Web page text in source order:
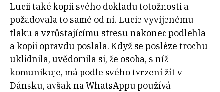
Lucii také kopii svého dokladu totožnosti a
požadovala to samé od ní. Lucie vyvíjenému
tlaku a vzrůstajícímu stresu nakonec podlehla
a kopii opravdu poslala. Když se posléze trochu
uklidnila, uvědomila si, že osoba, s níž
komunikuje, má podle svého tvrzení žít v
Dánsku, avšak na WhatsAppu používá